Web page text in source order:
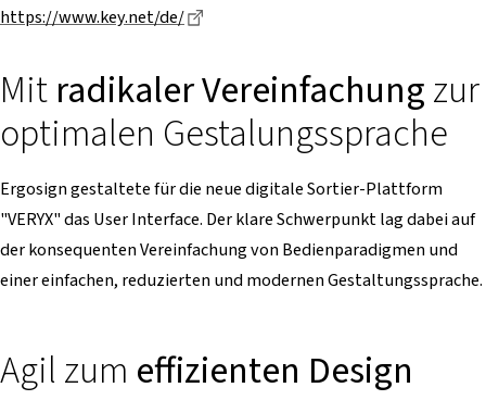
https://www.key.net/de/
Mit radikaler Vereinfachungzur
optimalen Gestalungssprache
Ergosign gestaltete für die neue digitale Sortier-Plattform
"VERYX" das User Interface. Der klare Schwerpunkt lag dabei auf
der konsequenten Vereinfachung von Bedienparadigmen und
einer einfachen, reduzierten und modernen Gestaltungssprache.
Agil zum effizienten Design